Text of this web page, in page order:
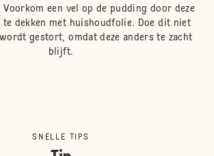
Voorkom een vel op de pudding door deze
te dekken met huishoudfolie. Doe dit niet
gestort, omdat deze anders te zacht
blijft.
SNELLE TIPS